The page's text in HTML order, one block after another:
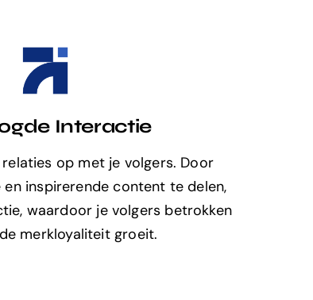
Interactie
op met je volgers. Door
inspirerende content te delen,
waardoor je volgers betrokken
merkloyaliteit groeit.